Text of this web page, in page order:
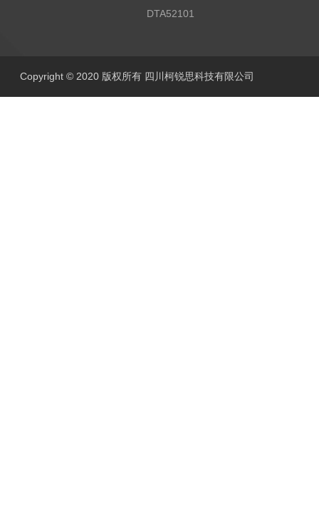
DTA52101
Copyright © 2020 版权所有 四川柯锐思科技有限公司